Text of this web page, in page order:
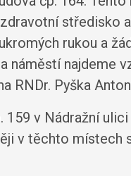
středisko
rukou a
náměstí najdeme
RNDr. Pyška
159 v Nádražní
v těchto místech